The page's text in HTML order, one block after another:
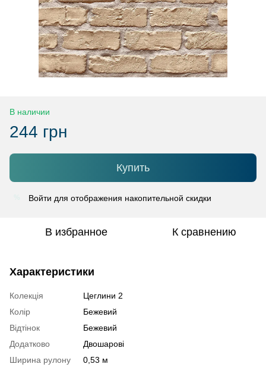
В наличии
244 грн
Купить
Войти для отображения накопительной скидки
В избранное К сравнению
Характеристики
Колекція
Цеглини 2
Колір
Бежевий
Відтінок
Бежевий
Додатково
Двошарові
Ширина рулону
0,53 м